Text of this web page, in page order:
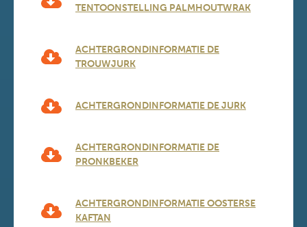
TENTOONSTELLING PALMHOUTWRAK
ACHTERGRONDINFORMATIE DE
TROUWJURK
ACHTERGRONDINFORMATIE DE JURK
ACHTERGRONDINFORMATIE DE
PRONKBEKER
ACHTERGRONDINFORMATIE OOSTERSE
KAFTAN